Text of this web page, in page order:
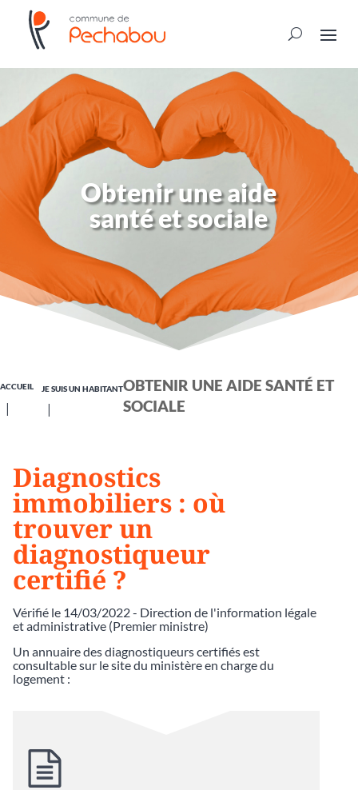
Obtenir une aide
santé et sociale
ACCUEIL JE SUIS UN HABITANTOBTENIR UNE AIDE SANTÉ ET
SOCIALE
Diagnostics
immobiliers : où
trouver un
diagnostiqueur
certifié ?
Vérifié le 14/03/2022 - Direction de l'information légale
et administrative (Premier ministre)
Un annuaire des diagnostiqueurs certifiés est
consultable sur le site du ministère en charge du
logement :